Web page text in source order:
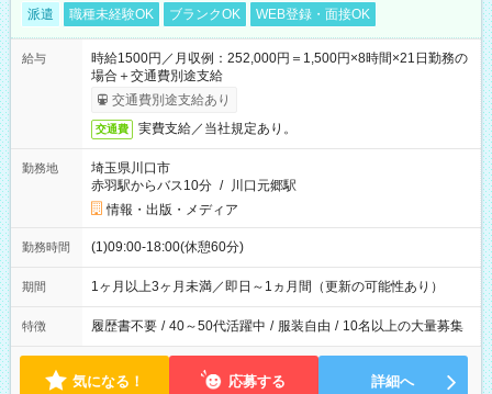
派遣 職種未経験OK ブランクOK WEB登録・面接OK
給与
時給1500円／月収例：252,000円＝1,500円×8時間×21日勤務の
場合＋交通費別途支給
交通費別途支給あり
交通費 実費支給／当社規定あり。
勤務地
埼玉県川口市
赤羽駅からバス10分 / 川口元郷駅
情報・出版・メディア
勤務時間 (1)09:00-18:00(休憩60分)
期間 1ヶ月以上3ヶ月未満／即日～1ヵ月間（更新の可能性あり）
特徴 履歴書不要 / 40～50代活躍中 / 服装自由 / 10名以上の大量募集
気になる！ 応募する 詳細へ